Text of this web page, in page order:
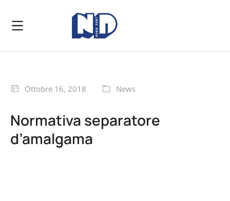
Ottobre 16, 2018 News
Normativa separatore
d’amalgama